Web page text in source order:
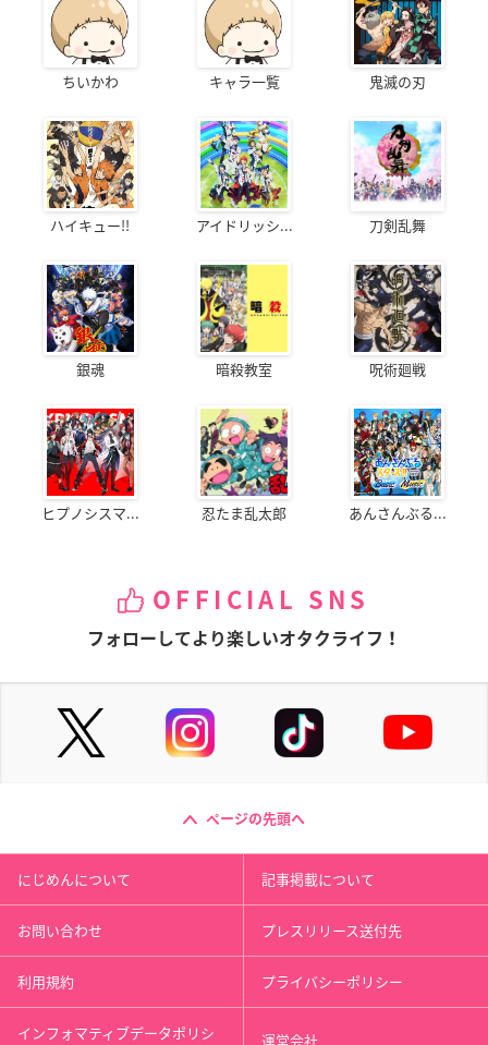
ちいかわ キャラ一覧 鬼滅の刃
ハイキュー!! アイドリッシ... 刀剣乱舞
銀魂 暗殺教室 呪術廻戦
ヒプノシスマ... 忍たま乱太郎 あんさんぶる...
OFFICIAL SNS
フォローしてより楽しいオタクライフ！
ページの先頭へ
にじめんについて 記事掲載について
お問い合わせ プレスリリース送付先
利用規約 プライバシーポリシー
インフォマティブデータポリシ 運営会社